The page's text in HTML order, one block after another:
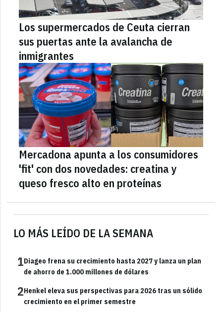
LO MÁS LEÍDO DE LA SEMANA
1Diageo frena su crecimiento hasta 2027 y lanza un plan
de ahorro de 1.000 millones de dólares
2Henkel eleva sus perspectivas para 2026 tras un sólido
crecimiento en el primer semestre
Los supermercados de Ceuta cierran
sus puertas ante la avalancha de
inmigrantes
Mercadona apunta a los consumidores
'fit' con dos novedades: creatina y
queso fresco alto en proteínas